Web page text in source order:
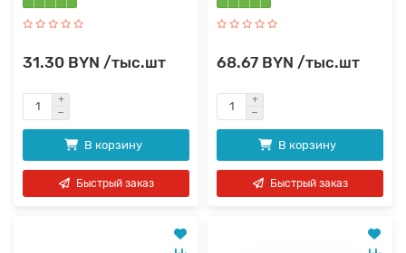
31.30 BYN /тыс.шт
В корзину
Быстрый заказ
68.67 BYN /тыс.шт
В корзину
Быстрый заказ